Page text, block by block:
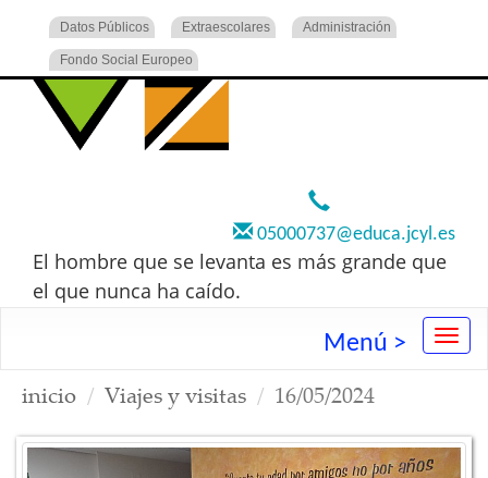
Datos Públicos Extraescolares Administración
Fondo Social Europeo
05000737@educa.jcyl.es
El hombre que se levanta es más grande que
el que nunca ha caído.
Menú >
inicio Viajes y visitas 16/05/2024